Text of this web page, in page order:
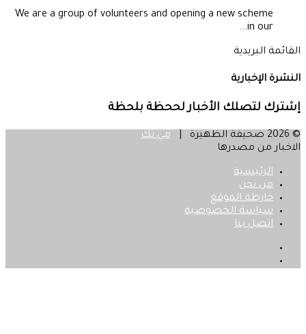
We are a group of volunteers and opening a new scheme
in our...
القائمة البريدية
النشرة الإخبارية
إشترك لتصلك الأخبار لححظة بلحظة
© 2026 صحيفة الظهيرة |
مي تك
الاخبار من مصدرها
الرئيسية
من نحن
خارطة الموقع
سياسة الخصوصية
اتصل بنا